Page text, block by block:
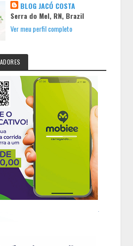
BLOG JACÓ COSTA
Serra do Mel, RN, Brazil
Ver meu perfil completo